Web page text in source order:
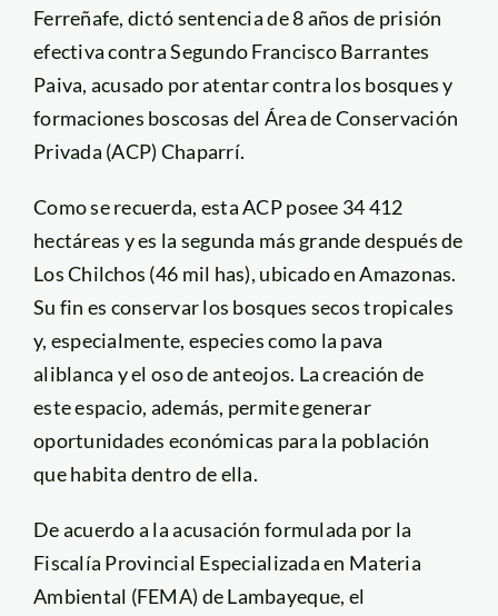
Ferreñafe, dictó sentencia de 8 años de prisión
efectiva contra Segundo Francisco Barrantes
Paiva, acusado por atentar contra los bosques y
formaciones boscosas del Área de Conservación
Privada (ACP) Chaparrí.
Como se recuerda, esta ACP posee 34 412
hectáreas y es la segunda más grande después de
Los Chilchos (46 mil has), ubicado en Amazonas.
Su fin es conservar los bosques secos tropicales
y, especialmente, especies como la pava
aliblanca y el oso de anteojos. La creación de
este espacio, además, permite generar
oportunidades económicas para la población
que habita dentro de ella.
De acuerdo a la acusación formulada por la
Fiscalía Provincial Especializada en Materia
Ambiental (FEMA) de Lambayeque, el